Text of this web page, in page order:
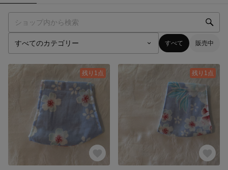
すべて 販売中
残り1点 残り1点